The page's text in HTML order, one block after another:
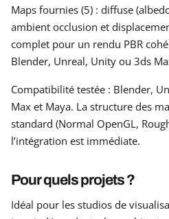
Maps fournies (5) : diffuse
ambient occlusion et
complet pour un rendu PBR
Blender, Unreal, Unity ou 3ds
Compatibilité testée : Blender,
Max et Maya. La structure des
standard (Normal OpenGL,
l’intégration est immédiate.
Pour quels projets ?
Idéal pour les studios de